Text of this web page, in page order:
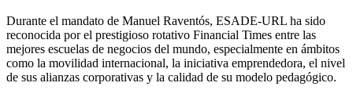
Durante el mandato de Manuel Raventós, ESADE-URL ha sido
reconocida por el prestigioso rotativo Financial Times entre las
mejores escuelas de negocios del mundo, especialmente en ámbitos
como la movilidad internacional, la iniciativa emprendedora, el nivel
de sus alianzas corporativas y la calidad de su modelo pedagógico.